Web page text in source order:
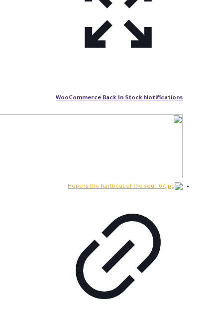
WooCommerce Back In Stock Notifications